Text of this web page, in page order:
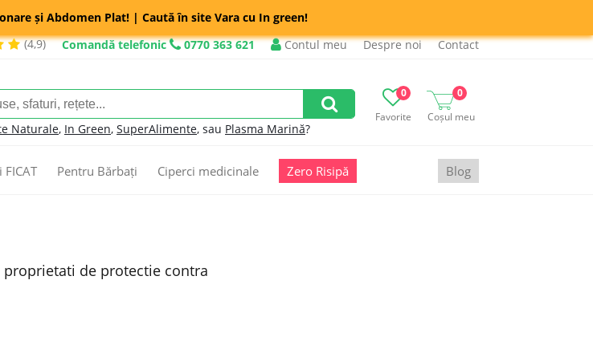
și Abdomen Plat! | Caută în site Vara cu In green!
(4,9)
Comandă telefonic 0770 363 621 Contul meu Despre noi Contact
Favorite
0
Coșul meu
0
Naturale, In Green, SuperAlimente, sau Plasma Marină?
FICAT Pentru Bărbați Ciperci medicinale Zero Risipă Blog
de protectie contra